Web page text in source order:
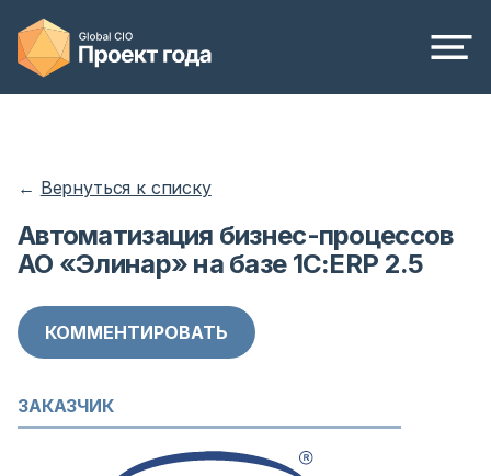
← Вернуться к списку
Автоматизация бизнес-процессов
АО «Элинар» на базе 1С:ERP 2.5
КОММЕНТИРОВАТЬ
ЗАКАЗЧИК